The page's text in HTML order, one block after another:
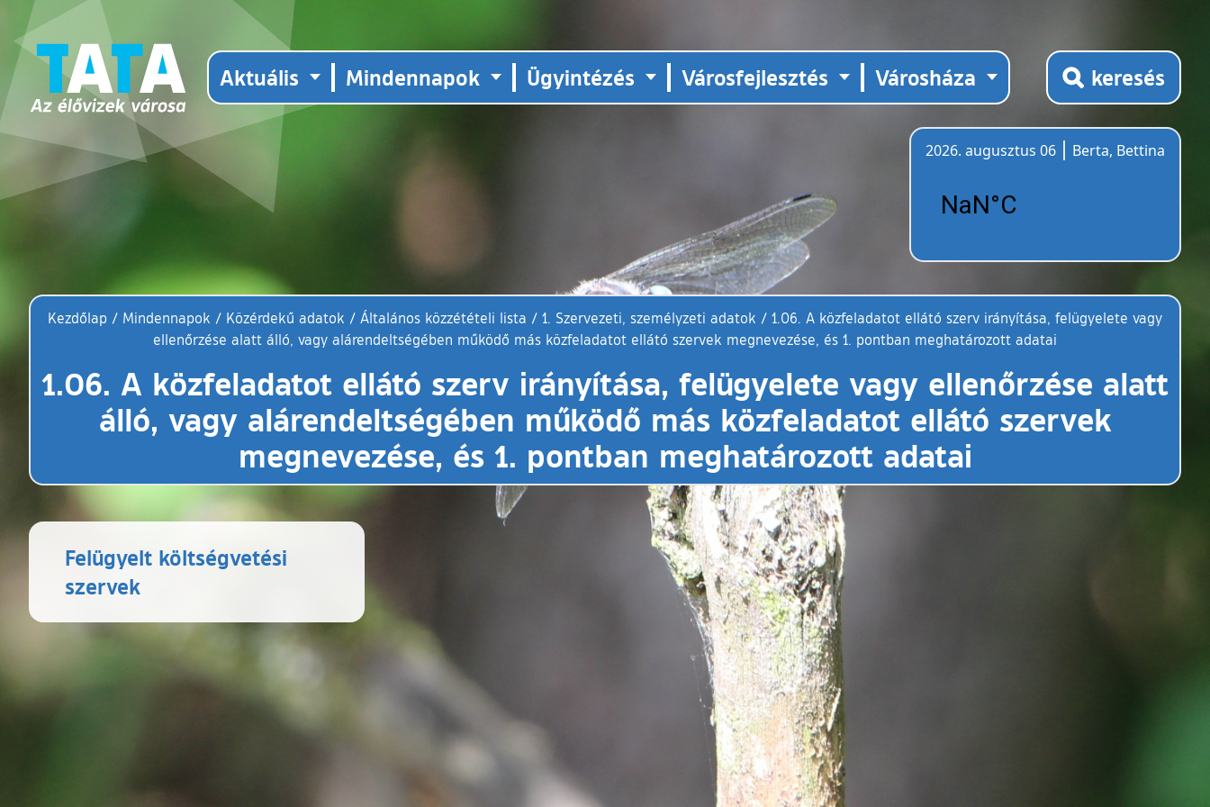
Aktuális Mindennapok Ügyintézés Városfejlesztés Városháza keresés
2026. augusztus 06
Berta, Bettina
Kezdőlap / Mindennapok / Közérdekű adatok / Általános közzétételi lista / 1. Szervezeti, személyzeti adatok / 1.06. A közfeladatot ellátó szerv irányítása, felügyelete vagy
ellenőrzése alatt álló, vagy alárendeltségében működő más közfeladatot ellátó szervek megnevezése, és 1. pontban meghatározott adatai
1.06. A közfeladatot ellátó szerv irányítása, felügyelete vagy ellenőrzése alatt
álló, vagy alárendeltségében működő más közfeladatot ellátó szervek
megnevezése, és 1. pontban meghatározott adatai
Felügyelt költségvetési
szervek